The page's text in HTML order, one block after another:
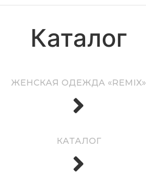
Каталог
ЖЕНСКАЯ ОДЕЖДА «REMIX»
КАТАЛОГ